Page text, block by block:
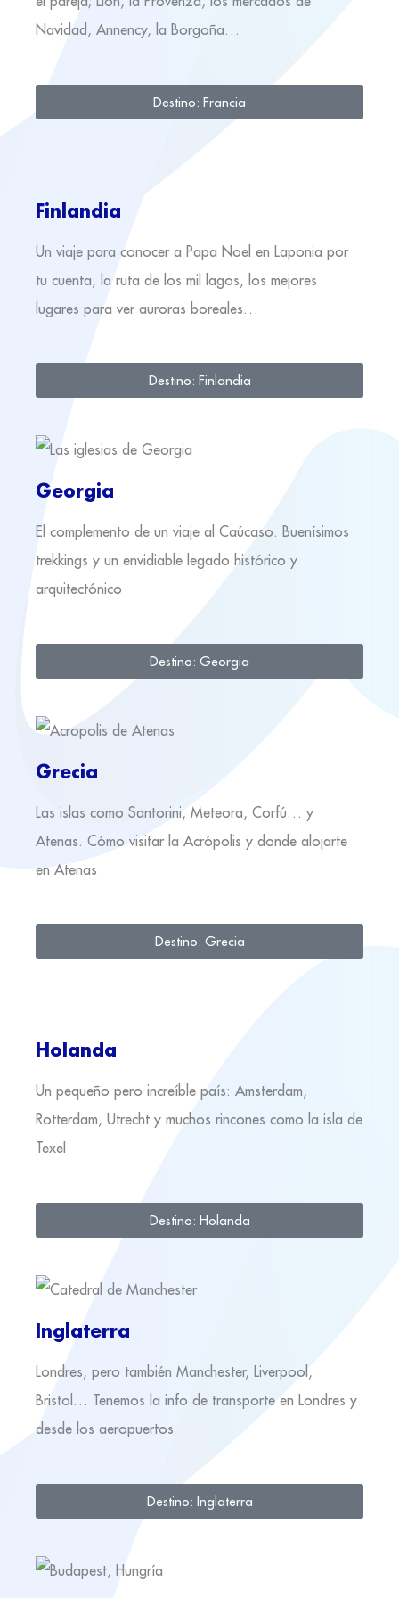
Navidad, Annency, la Borgoña…
Destino: Francia
Finlandia
Un viaje para conocer a Papa Noel en Laponia por
tu cuenta, la ruta de los mil lagos, los mejores
lugares para ver auroras boreales…
Destino: Finlandia
Georgia
El complemento de un viaje al Caúcaso. Buenísimos
trekkings y un envidiable legado histórico y
arquitectónico
Destino: Georgia
Grecia
Las islas como Santorini, Meteora, Corfú… y
Atenas. Cómo visitar la Acrópolis y donde alojarte
en Atenas
Destino: Grecia
Holanda
Un pequeño pero increíble país: Amsterdam,
Rotterdam, Utrecht y muchos rincones como la isla de
Texel
Destino: Holanda
Inglaterra
Londres, pero también Manchester, Liverpool,
Bristol… Tenemos la info de transporte en Londres y
desde los aeropuertos
Destino: Inglaterra